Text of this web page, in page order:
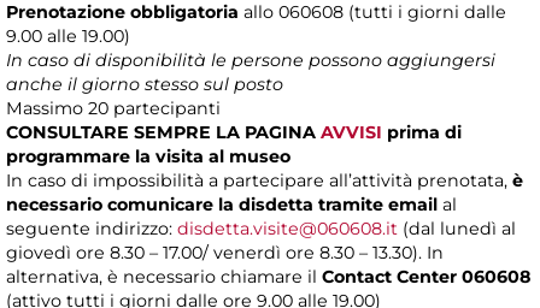
Prenotazione obbligatoria allo 060608 (tutti i giorni dalle
9.00 alle 19.00)
In caso di disponibilità le persone possono aggiungersi
anche il giorno stesso sul posto
Massimo 20 partecipanti
CONSULTARE SEMPRE LA PAGINA AVVISI prima di
programmare la visita al museo
In caso di impossibilità a partecipare all’attività prenotata, è
necessario comunicare la disdetta tramite email al
seguente indirizzo: disdetta.visite@060608.it (dal lunedì al
giovedì ore 8.30 – 17.00/ venerdì ore 8.30 – 13.30). In
alternativa, è necessario chiamare il Contact Center 060608
(attivo tutti i giorni dalle ore 9.00 alle 19.00)